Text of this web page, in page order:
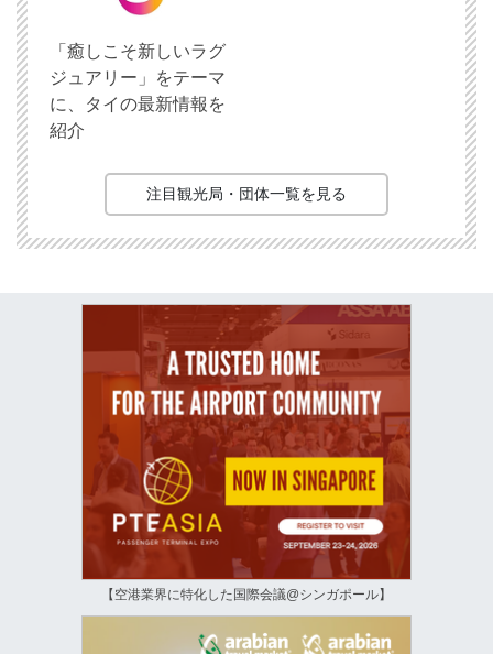
「癒しこそ新しいラグ
ジュアリー」をテーマ
に、タイの最新情報を
紹介
注目観光局・団体一覧を見る
【空港業界に特化した国際会議@シンガポール】